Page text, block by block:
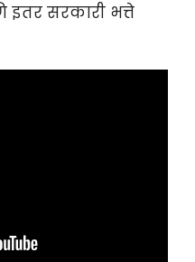
इतर सरकारी भत्ते